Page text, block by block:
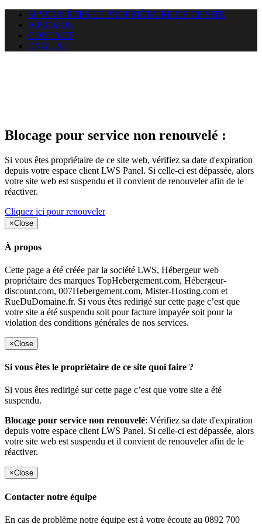
SI VOUS ÊTES LE PROPRIÉTAIRE DE CE SITE
A PROPOS
CONTACT
ENGLISH
Blocage pour service non renouvelé :
Si vous êtes propriétaire de ce site web, vérifiez sa date d'expiration
depuis votre espace client LWS Panel. Si celle-ci est dépassée, alors
votre site web est suspendu et il convient de renouveler afin de le
réactiver.
Cliquez ici pour renouveler
×Close
À propos
Cette page a été créée par la société LWS, Hébergeur web
propriétaire des marques TopHebergement.com, Hébergeur-
discount.com, 007Hebergement.com, Mister-Hosting.com et
RueDuDomaine.fr. Si vous êtes redirigé sur cette page c’est que
votre site a été suspendu soit pour facture impayée soit pour la
violation des conditions générales de nos services.
×Close
Si vous êtes le propriétaire de ce site quoi faire ?
Si vous êtes redirigé sur cette page c’est que votre site a été
suspendu.
Blocage pour service non renouvelé: Vérifiez sa date d'expiration
depuis votre espace client LWS Panel. Si celle-ci est dépassée, alors
votre site web est suspendu et il convient de renouveler afin de le
réactiver.
×Close
Contacter notre équipe
En cas de problème notre équipe est à votre écoute au 0892 700